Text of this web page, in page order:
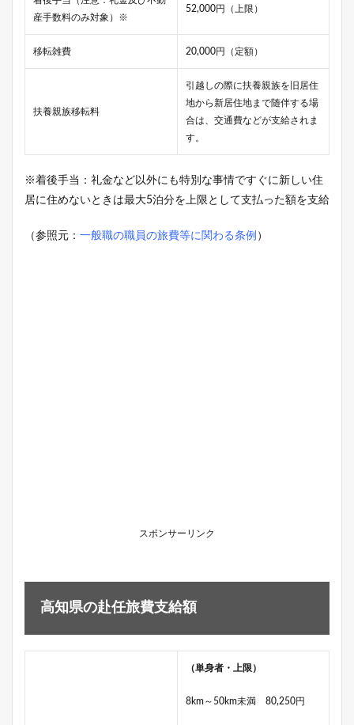
産手数料のみ対象）※
52,000円（上限）
移転雑費 20,000円（定額）
扶養親族移転料
引越しの際に扶養親族を旧居住
地から新居住地まで随伴する場
合は、交通費などが支給されま
す。
※着後手当：礼金など以外にも特別な事情ですぐに新しい住
居に住めないときは最大5泊分を上限として支払った額を支給
（参照元： 一般職の職員の旅費等に関わる条例 ）
スポンサーリンク
高知県の赴任旅費支給額
（単身者・上限）
8km～50km未満 80,250円